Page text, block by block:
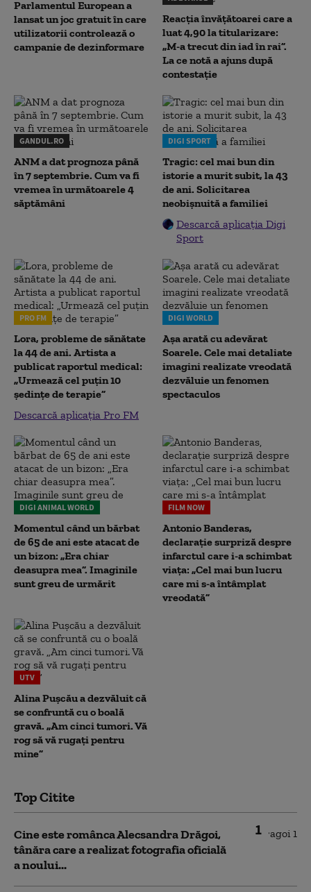
Parlamentul European a
lansat un joc gratuit în care
utilizatorii controlează o
campanie de dezinformare
Reacția învățătoarei care a
luat 4,90 la titularizare:
„M-a trecut din iad în rai”.
La ce notă a ajuns după
contestație
GANDUL.RO
ANM a dat prognoza până
în 7 septembrie. Cum va fi
vremea în următoarele 4
săptămâni
DIGI SPORT
Tragic: cel mai bun din
istorie a murit subit, la 43
de ani. Solicitarea
neobișnuită a familiei
Descarcă aplicația Digi
Sport
PRO FM
Lora, probleme de sănătate
la 44 de ani. Artista a
publicat raportul medical:
„Urmează cel puțin 10
ședințe de terapie”
Descarcă aplicația Pro FM
DIGI WORLD
Așa arată cu adevărat
Soarele. Cele mai detaliate
imagini realizate vreodată
dezvăluie un fenomen
spectaculos
DIGI ANIMAL WORLD
Momentul când un bărbat
de 65 de ani este atacat de
un bizon: „Era chiar
deasupra mea”. Imaginile
sunt greu de urmărit
FILM NOW
Antonio Banderas,
declarație surpriză despre
infarctul care i-a schimbat
viața: „Cel mai bun lucru
care mi s-a întâmplat
vreodată”
UTV
Alina Pușcău a dezvăluit că
se confruntă cu o boală
gravă. „Am cinci tumori. Vă
rog să vă rugați pentru
mine”
Top Citite
1
Cine este românca Alecsandra Drăgoi,
tânăra care a realizat fotografia oficială
a noului...